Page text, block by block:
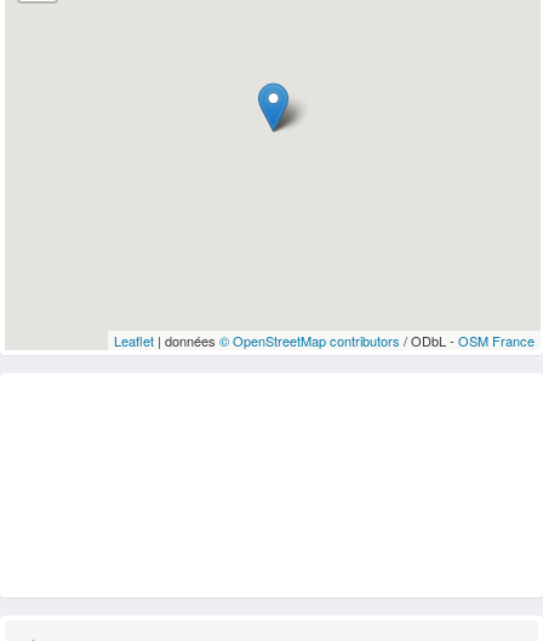
Leaflet| données © OpenStreetMap contributors / ODbL - OSM France